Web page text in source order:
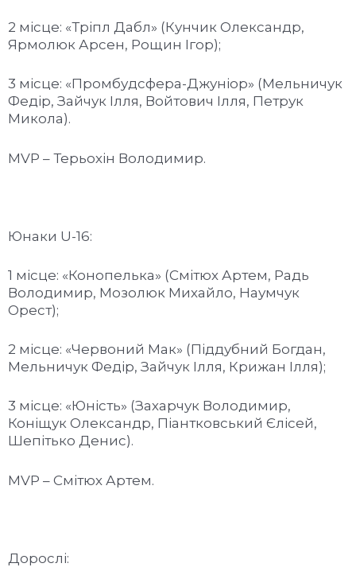
2 місце: «Тріпл Дабл» (Кунчик Олександр,
Ярмолюк Арсен, Рощин Ігор);
3 місце: «Промбудсфера-Джуніор» (Мельничук
Федір, Зайчук Ілля, Войтович Ілля, Петрук
Микола).
MVP – Терьохін Володимир.
Юнаки U-16:
1 місце: «Конопелька» (Смітюх Артем, Радь
Володимир, Мозолюк Михайло, Наумчук
Орест);
2 місце: «Червоний Мак» (Піддубний Богдан,
Мельничук Федір, Зайчук Ілля, Крижан Ілля);
3 місце: «Юність» (Захарчук Володимир,
Коніщук Олександр, Піантковський Єлісей,
Шепітько Денис).
MVP – Смітюх Артем.
Дорослі: